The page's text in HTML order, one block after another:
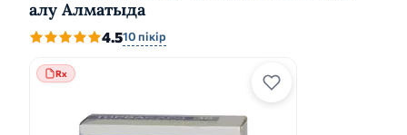
алу Алматыда
4.510 пікір
Rx